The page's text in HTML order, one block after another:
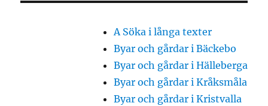
A Söka i långa texter
Byar och gårdar i Bäckebo
Byar och gårdar i Hälleberga
Byar och gårdar i Kråksmåla
Byar och gårdar i Kristvalla